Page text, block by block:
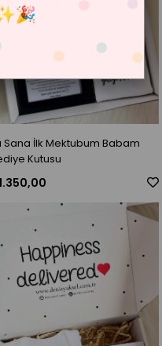
Sana İlk Mektubum Babam
Kutusu